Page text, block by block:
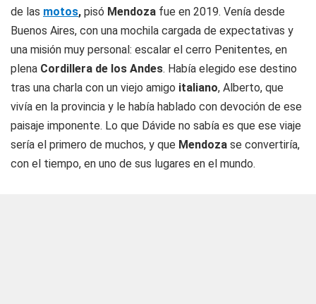
de las motos, pisó Mendoza fue en 2019. Venía desde
Buenos Aires, con una mochila cargada de expectativas y
una misión muy personal: escalar el cerro Penitentes, en
plena Cordillera de los Andes. Había elegido ese destino
tras una charla con un viejo amigo italiano, Alberto, que
vivía en la provincia y le había hablado con devoción de ese
paisaje imponente. Lo que Dávide no sabía es que ese viaje
sería el primero de muchos, y que Mendoza se convertiría,
con el tiempo, en uno de sus lugares en el mundo.